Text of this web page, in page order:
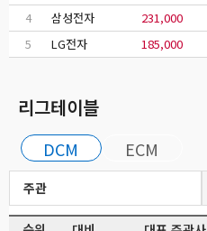
4
삼성전자 231,000
5
LG전자 185,000
리그테이블
DCM ECM
주관